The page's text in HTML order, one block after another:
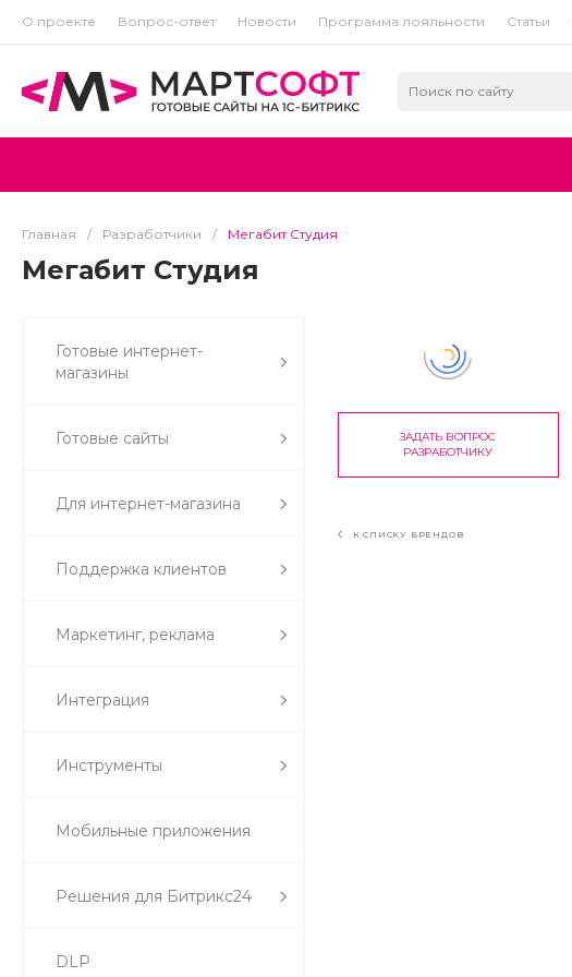
О проекте Вопрос-ответ Новости Программа лояльности Статьи
Главная / Разработчики / Мегабит Студия
Мегабит Студия
Готовые интернет-
магазины
Готовые сайты
Для интернет-магазина
Поддержка клиентов
Маркетинг, реклама
Интеграция
Инструменты
Мобильные приложения
Решения для Битрикс24
DLP
ЗАДАТЬ ВОПРОС
РАЗРАБОТЧИКУ
К СПИСКУ БРЕНДОВ